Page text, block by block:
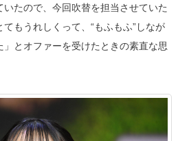
たので、今回吹替を担当させていた
もうれしくって、“もふもふ”しなが
」とオファーを受けたときの素直な思